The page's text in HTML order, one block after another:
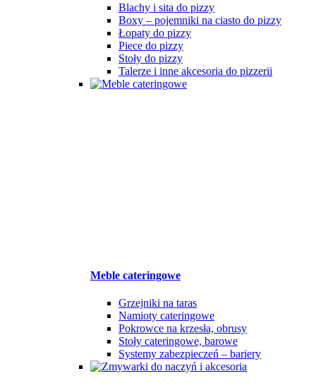
Blachy i sita do pizzy
Boxy – pojemniki na ciasto do pizzy
Łopaty do pizzy
Piece do pizzy
Stoły do pizzy
Talerze i inne akcesoria do pizzerii
Meble cateringowe
Grzejniki na taras
Namioty cateringowe
Pokrowce na krzesła, obrusy
Stoły cateringowe, barowe
Systemy zabezpieczeń – bariery